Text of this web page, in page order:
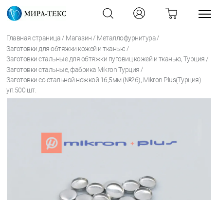
Главная страница / Магазин / Металлофурнитура /
Заготовки для обтяжки кожей и тканью /
Заготовки стальные для обтяжки пуговиц кожей и тканью, Турция /
Заготовки стальные, фабрика Mikron Турция/
Заготовки со стальной ножкой 16,5мм (№26), Mikron Plus(Турция)
уп.500 шт.